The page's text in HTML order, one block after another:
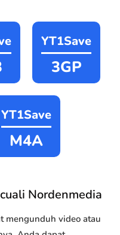
YT1Save
3GP
YT1Save
M4A
Nordenmedia
mengunduh video atau